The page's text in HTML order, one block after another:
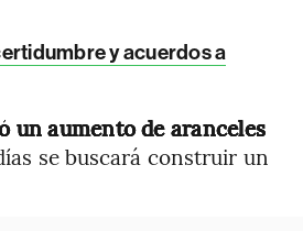
y acuerdos a
un aumento de aranceles
se buscará construir un